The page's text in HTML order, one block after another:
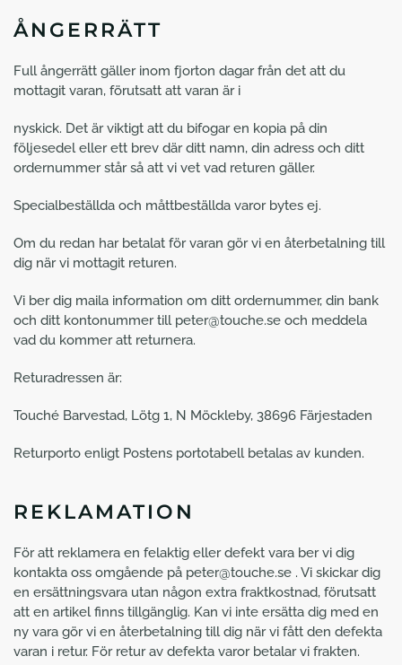
ÅNGERRÄTT
Full ångerrätt gäller inom fjorton dagar från det att du
mottagit varan, förutsatt att varan är i
nyskick. Det är viktigt att du bifogar en kopia på din
följesedel eller ett brev där ditt namn, din adress och ditt
ordernummer står så att vi vet vad returen gäller.
Specialbeställda och måttbeställda varor bytes ej.
Om du redan har betalat för varan gör vi en återbetalning till
dig när vi mottagit returen.
Vi ber dig maila information om ditt ordernummer, din bank
och ditt kontonummer till peter@touche.se och meddela
vad du kommer att returnera.
Returadressen är:
Touché Barvestad, Lötg 1, N Möckleby, 38696 Färjestaden
Returporto enligt Postens portotabell betalas av kunden.
REKLAMATION
För att reklamera en felaktig eller defekt vara ber vi dig
kontakta oss omgående på peter@touche.se . Vi skickar dig
en ersättningsvara utan någon extra fraktkostnad, förutsatt
att en artikel finns tillgänglig. Kan vi inte ersätta dig med en
ny vara gör vi en återbetalning till dig när vi fått den defekta
varan i retur. För retur av defekta varor betalar vi frakten.